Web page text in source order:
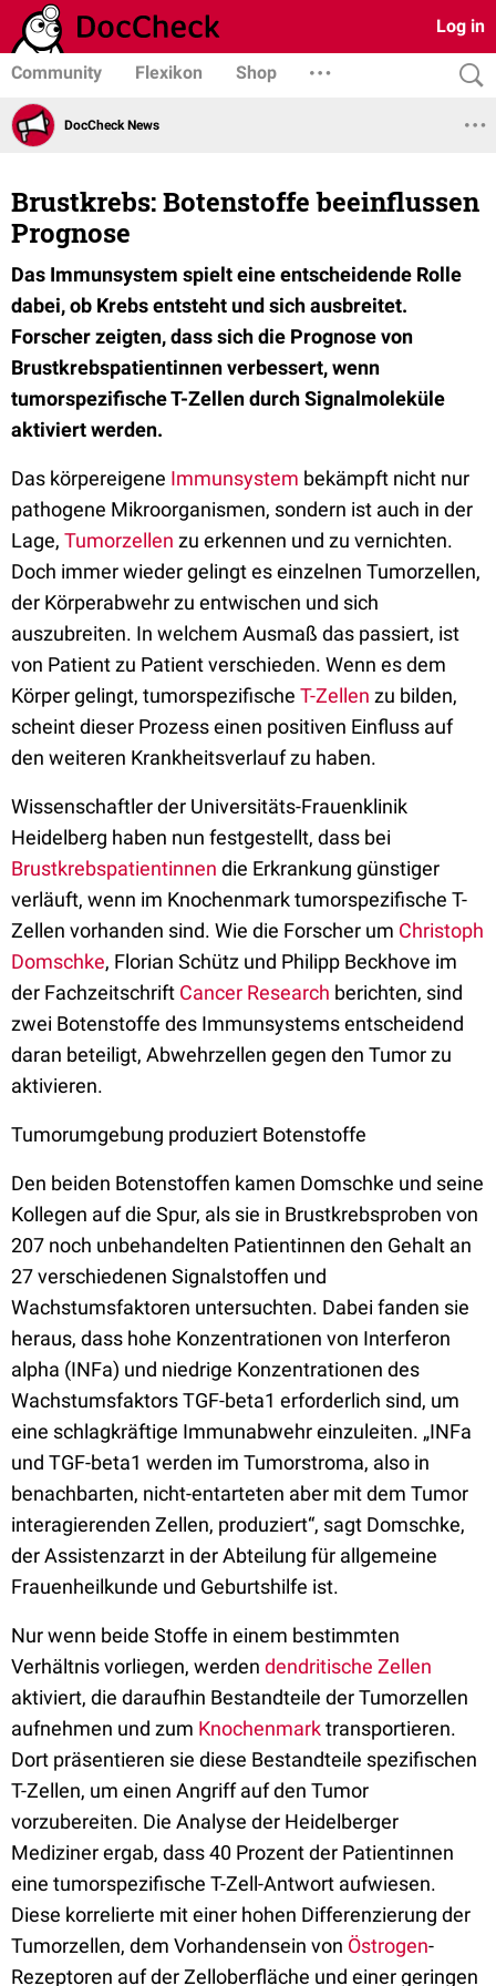
Log in
Community Flexikon Shop
DocCheck News
Brustkrebs: Botenstoffe beeinflussen
Prognose
Das Immunsystem spielt eine entscheidende Rolle
dabei, ob Krebs entsteht und sich ausbreitet.
Forscher zeigten, dass sich die Prognose von
Brustkrebspatientinnen verbessert, wenn
tumorspezifische T-Zellen durch Signalmoleküle
aktiviert werden.
Das körpereigene Immunsystem bekämpft nicht nur
pathogene Mikroorganismen, sondern ist auch in der
Lage, Tumorzellen zu erkennen und zu vernichten.
Doch immer wieder gelingt es einzelnen Tumorzellen,
der Körperabwehr zu entwischen und sich
auszubreiten. In welchem Ausmaß das passiert, ist
von Patient zu Patient verschieden. Wenn es dem
Körper gelingt, tumorspezifische T-Zellen zu bilden,
scheint dieser Prozess einen positiven Einfluss auf
den weiteren Krankheitsverlauf zu haben.
Wissenschaftler der Universitäts-Frauenklinik
Heidelberg haben nun festgestellt, dass bei
Brustkrebspatientinnen die Erkrankung günstiger
verläuft, wenn im Knochenmark tumorspezifische T-
Zellen vorhanden sind. Wie die Forscher um Christoph
Domschke, Florian Schütz und Philipp Beckhove im
der Fachzeitschrift Cancer Research berichten, sind
zwei Botenstoffe des Immunsystems entscheidend
daran beteiligt, Abwehrzellen gegen den Tumor zu
aktivieren.
Tumorumgebung produziert Botenstoffe
Den beiden Botenstoffen kamen Domschke und seine
Kollegen auf die Spur, als sie in Brustkrebsproben von
207 noch unbehandelten Patientinnen den Gehalt an
27 verschiedenen Signalstoffen und
Wachstumsfaktoren untersuchten. Dabei fanden sie
heraus, dass hohe Konzentrationen von Interferon
alpha (INFa) und niedrige Konzentrationen des
Wachstumsfaktors TGF-beta1 erforderlich sind, um
eine schlagkräftige Immunabwehr einzuleiten. „INFa
und TGF-beta1 werden im Tumorstroma, also in
benachbarten, nicht-entarteten aber mit dem Tumor
interagierenden Zellen, produziert“, sagt Domschke,
der Assistenzarzt in der Abteilung für allgemeine
Frauenheilkunde und Geburtshilfe ist.
Nur wenn beide Stoffe in einem bestimmten
Verhältnis vorliegen, werden dendritische Zellen
aktiviert, die daraufhin Bestandteile der Tumorzellen
aufnehmen und zum Knochenmarktransportieren.
Dort präsentieren sie diese Bestandteile spezifischen
T-Zellen, um einen Angriff auf den Tumor
vorzubereiten. Die Analyse der Heidelberger
Mediziner ergab, dass 40 Prozent der Patientinnen
eine tumorspezifische T-Zell-Antwort aufwiesen.
Diese korrelierte mit einer hohen Differenzierung der
Tumorzellen, dem Vorhandensein von Östrogen-
Rezeptoren auf der Zelloberfläche und einer geringen